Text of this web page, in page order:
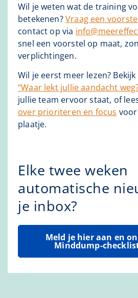
Wil je weten wat de training
betekenen?Vraag een
contact op via
snel een voorstel op maat,
verplichtingen.
Wil je eerst meer lezen? Bekijk
“Waar lekt jullie aandacht
jullie team ervoor staat, of
over prioriteren en focus
plaatje.
Elke twee weken
automatische
je inbox?
Meld je hier aan en
Minddump-